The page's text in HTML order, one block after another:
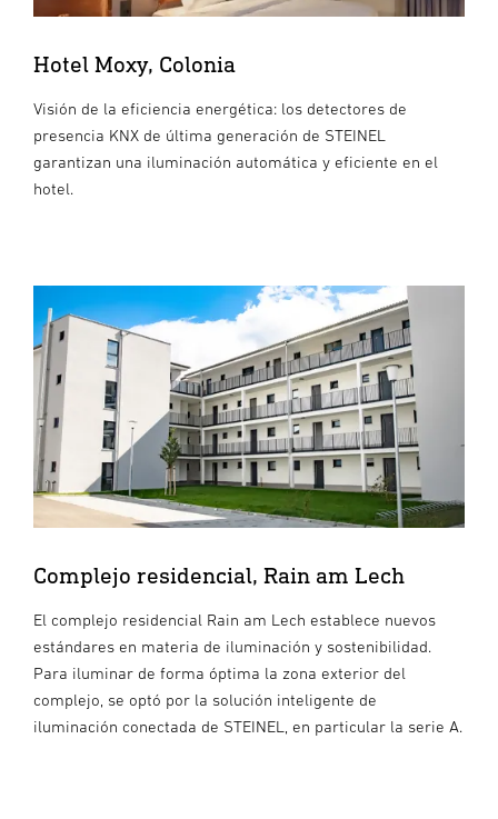
Hotel Moxy, Colonia
Visión de la eficiencia energética: los detectores de
presencia KNX de última generación de STEINEL
garantizan una iluminación automática y eficiente en el
hotel.
Complejo residencial, Rain am Lech
El complejo residencial Rain am Lech establece nuevos
estándares en materia de iluminación y sostenibilidad.
Para iluminar de forma óptima la zona exterior del
complejo, se optó por la solución inteligente de
iluminación conectada de STEINEL, en particular la serie A.